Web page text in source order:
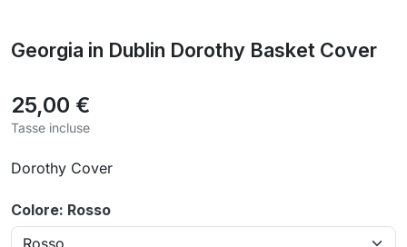
Georgia in Dublin Dorothy Basket Cover
25,00 €
Tasse incluse
Dorothy Cover
Colore: Rosso